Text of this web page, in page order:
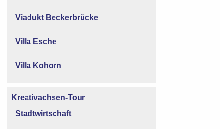
Viadukt Beckerbrücke
Villa Esche
Villa Kohorn
Kreativachsen-Tour
Stadtwirtschaft